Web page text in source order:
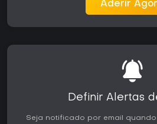
Aderir
Definir Alertas
Seja notificado por email